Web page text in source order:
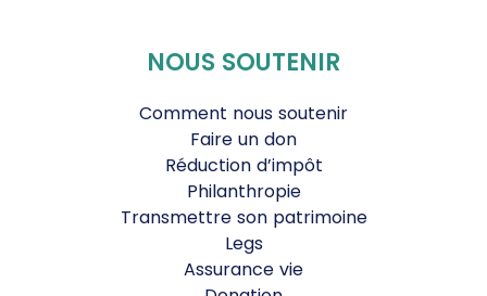
NOUS SOUTENIR
Comment nous soutenir
Faire un don
Réduction d’impôt
Philanthropie
Transmettre son patrimoine
Legs
Assurance vie